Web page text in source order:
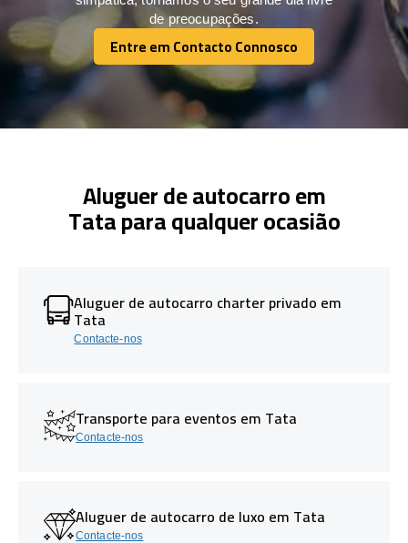
de preocupações.
Entre em Contacto Connosco
Entre em Contacto Connosco
Aluguer de autocarro em
Tata para qualquer ocasião
Aluguer de autocarro charter privado em
Tata
Contacte-nos
Transporte para eventos em Tata
Contacte-nos
Aluguer de autocarro de luxo em Tata
Contacte-nos